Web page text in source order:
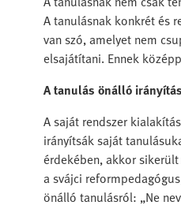
A tanulásnak konkrét és
van szó, amelyet nem
elsajátítani. Ennek
A tanulás önálló
A saját rendszer
irányítsák saját
érdekében, akkor
a svájci
önálló tanulásról: „Ne